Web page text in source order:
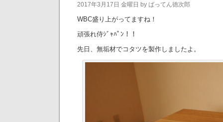
2017年3月17日 金曜日 by ばってん徳次郎
WBC盛り上がってますね！
頑張れ侍ｼﾞｬﾊﾟﾝ！！
先日、無垢材でコタツを製作しましたよ。